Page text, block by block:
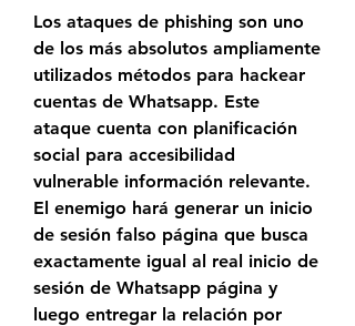
Los ataques de phishing son uno
de los más absolutos ampliamente
utilizados métodos para hackear
cuentas de Whatsapp. Este
ataque cuenta con planificación
social para accesibilidad
vulnerable información relevante.
El enemigo hará generar un inicio
de sesión falso página que busca
exactamente igual al real inicio de
sesión de Whatsapp página y
luego entregar la relación por